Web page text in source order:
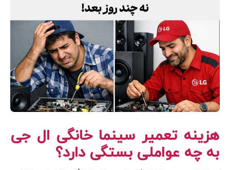
هزینه تعمیر سینما خانگی ال جی
به چه عواملی بستگی دارد؟